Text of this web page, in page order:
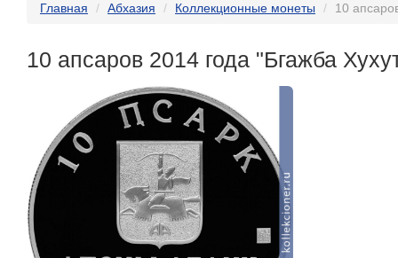
Главная Абхазия Коллекционные монеты 10
10 апсаров 2014 года "Бгажба